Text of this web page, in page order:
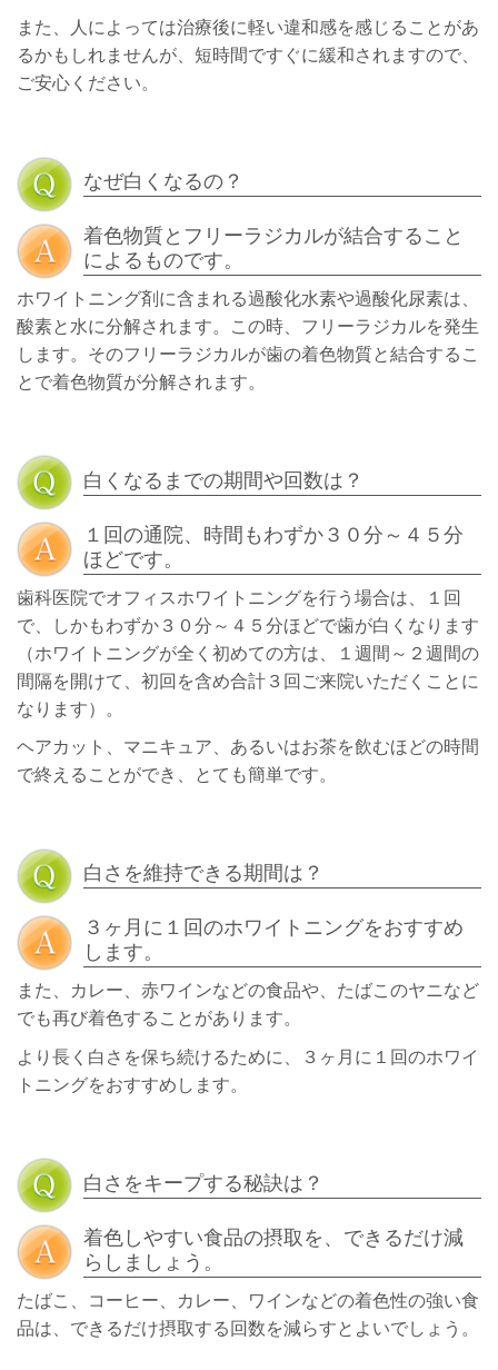
また、人によっては治療後に軽い違和感を感じることがあ
るかもしれませんが、短時間ですぐに緩和されますので、
ご安心ください。
なぜ白くなるの？
着色物質とフリーラジカルが結合すること
によるものです。
ホワイトニング剤に含まれる過酸化水素や過酸化尿素は、
酸素と水に分解されます。この時、フリーラジカルを発生
します。そのフリーラジカルが歯の着色物質と結合するこ
とで着色物質が分解されます。
白くなるまでの期間や回数は？
１回の通院、時間もわずか３０分～４５分
ほどです。
歯科医院でオフィスホワイトニングを行う場合は、１回
で、しかもわずか３０分～４５分ほどで歯が白くなります
（ホワイトニングが全く初めての方は、１週間～２週間の
間隔を開けて、初回を含め合計３回ご来院いただくことに
なります）。
ヘアカット、マニキュア、あるいはお茶を飲むほどの時間
で終えることができ、とても簡単です。
白さを維持できる期間は？
３ヶ月に１回のホワイトニングをおすすめ
します。
また、カレー、赤ワインなどの食品や、たばこのヤニなど
でも再び着色することがあります。
より長く白さを保ち続けるために、３ヶ月に１回のホワイ
トニングをおすすめします。
白さをキープする秘訣は？
着色しやすい食品の摂取を、できるだけ減
らしましょう。
たばこ、コーヒー、カレー、ワインなどの着色性の強い食
品は、できるだけ摂取する回数を減らすとよいでしょう。